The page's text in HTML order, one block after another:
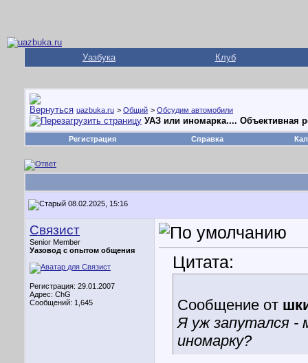
Уазбука Клуб
uazbuka.ru > Общий > Обсудим автомобили
УАЗ или иномарка.... Объективная
Регистрация Справка
08.02.2025, 15:16
Связист
Senior Member
Уазовод с опытом общения
Регистрация: 29.01.2007
Адрес: ChG
Сообщений: 1,645
Цитата:
Сообщение от
Я уж запутался -
иномарку?